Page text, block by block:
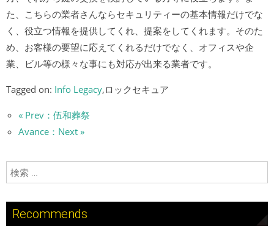
た、こちらの業者さんならセキュリティーの基本情報だけでな
く、役立つ情報を提供してくれ、提案をしてくれます。そのた
め、お客様の要望に応えてくれるだけでなく、オフィスや企
業、ビル等の様々な事にも対応が出来る業者です。
Tagged on: Info Legacy,ロックセキュア
« Prev：伍和葬祭
Avance：Next »
検索:
Recommends